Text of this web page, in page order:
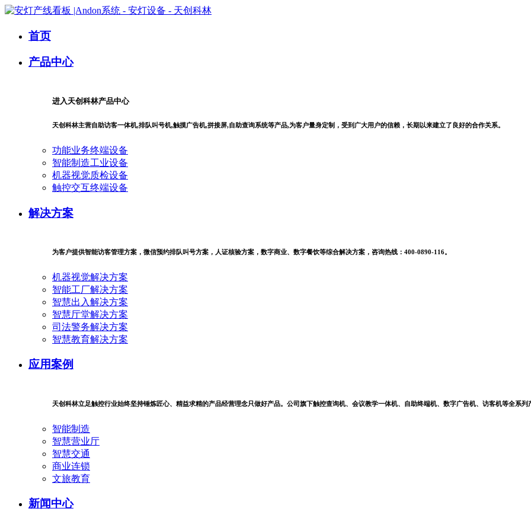
首页
产品中心
进入天创科林产品中心
天创科林主营自助访客一体机,排队叫号机,触摸广告机,拼接屏,自助查询系统等产品,为客户量身定制，受到广大用户的信赖，长期以来建立了良好的合作关系。
功能业务终端设备
智能制造工业设备
机器视觉质检设备
触控交互终端设备
解决方案
为客户提供智能访客管理方案，微信预约排队叫号方案，人证核验方案，数字商业、数字餐饮等综合解决方案，咨询热线：400-0890-116。
机器视觉解决方案
智能工厂解决方案
智慧出入解决方案
智慧厅堂解决方案
司法警务解决方案
智慧教育解决方案
应用案例
天创科林立足触控行业始终坚持锤炼匠心、精益求精的产品经营理念只做好产品。公司旗下触控查询机、会议教学一体机、自助终端机、数字广告机、访客机等全系列
智能制造
智慧营业厅
智慧交通
商业连锁
文旅教育
新闻中心